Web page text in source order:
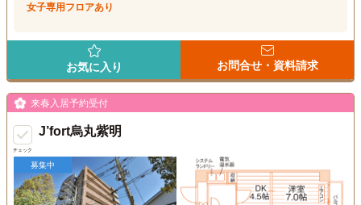
女子専用フロアあり
お気に入り お問合せ・資料請求
チェック
来春入居予約受付
J’fort烏丸紫明
募集中